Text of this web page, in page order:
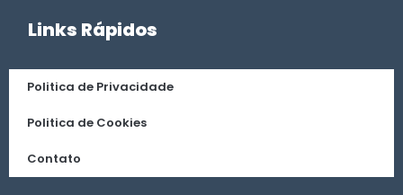
Links Rápidos
Politica de Privacidade
Politica de Cookies
Contato